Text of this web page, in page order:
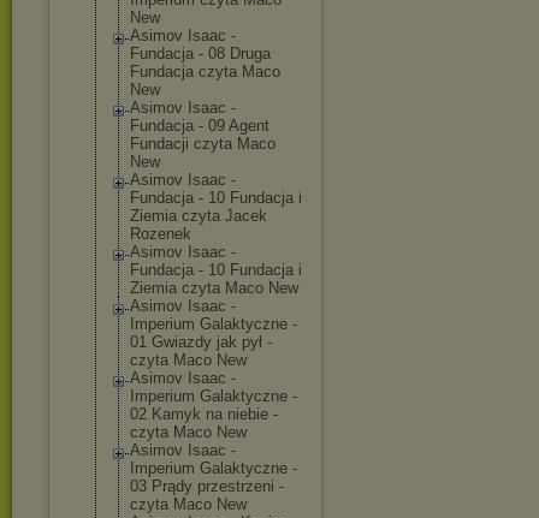
New
Asimov Isaac -
Fundacja - 08 Druga
Fundacja czyta Maco
New
Asimov Isaac -
Fundacja - 09 Agent
Fundacji czyta Maco
New
Asimov Isaac -
Fundacja - 10 Fundacja i
Ziemia czyta Jacek
Rozenek
Asimov Isaac -
Fundacja - 10 Fundacja i
Ziemia czyta Maco New
Asimov Isaac -
Imperium Galaktyczne -
01 Gwiazdy jak pył -
czyta Maco New
Asimov Isaac -
Imperium Galaktyczne -
02 Kamyk na niebie -
czyta Maco New
Asimov Isaac -
Imperium Galaktyczne -
03 Prądy przestrzeni -
czyta Maco New